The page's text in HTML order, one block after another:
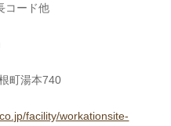
コード他
町湯本740
facility/workationsite-